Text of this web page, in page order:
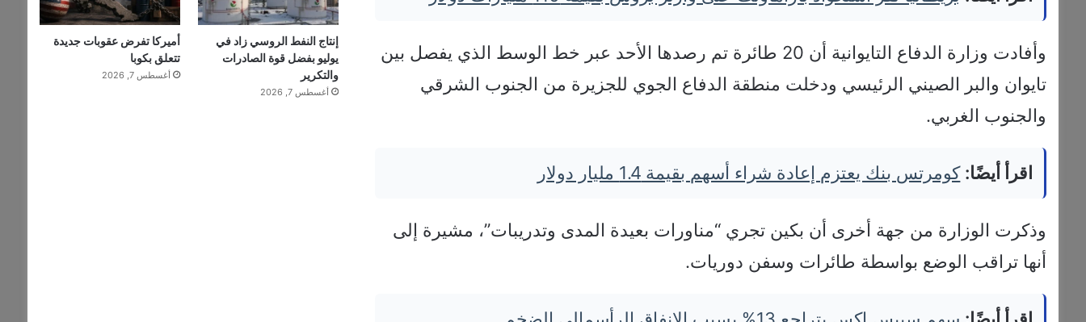
وأفادت وزارة الدفاع التايوانية أن 20 طائرة تم رصدها الأحد عبر خط الوسط الذي يفصل بين
تايوان والبر الصيني الرئيسي ودخلت منطقة الدفاع الجوي للجزيرة من الجنوب الشرقي
والجنوب الغربي.
اقرأ أيضًا: كومرتس بنك يعتزم إعادة شراء أسهم بقيمة 1.4 مليار دولار
وذكرت الوزارة من جهة أخرى أن بكين تجري “مناورات بعيدة المدى وتدريبات”، مشيرة إلى
أنها تراقب الوضع بواسطة طائرات وسفن دوريات.
إنتاج النفط الروسي زاد في
يوليو بفضل قوة الصادرات
والتكرير
أغسطس 7, 2026
أميركا تفرض عقوبات جديدة
تتعلق بكوبا
أغسطس 7, 2026